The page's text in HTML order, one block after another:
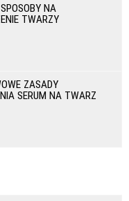
NA
TWARZY
ZASADY
SERUM NA TWARZ